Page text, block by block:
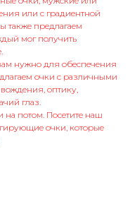
или с градиентной
также предлагаем
мог получить
нужно для обеспечения
очки с различными
оптику,
глаз.
на потом. Посетите наш
очки, которые